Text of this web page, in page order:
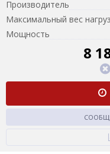
Производитель
Максимальный вес
Мощность
8